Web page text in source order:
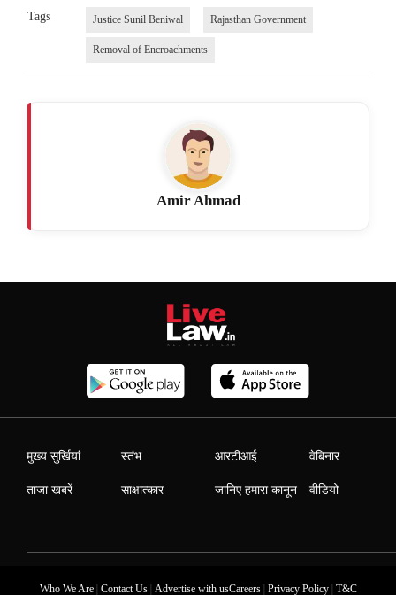
Tags Justice Sunil Beniwal Rajasthan Government
Removal of Encroachments
Amir Ahmad
मुख्य सुर्खियां
ताजा खबरें
स्तंभ
साक्षात्कार
आरटीआई
जानिए हमारा कानून
वेबिनार
वीडियो
Who We Are| Contact Us| Advertise with usCareers| Privacy Policy| T&C